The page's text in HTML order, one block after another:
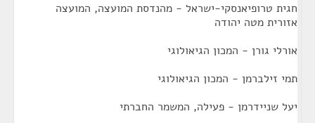
חגית טרופיאנסקי-ישראל - מהנדסת המועצה, המועצה
אזורית מטה יהודה
אורלי גורן - המכון הגיאולוגי
תמי זילברמן - המכון הגיאולוגי
יעל שניידרמן - פעילה, המשמר החברתי